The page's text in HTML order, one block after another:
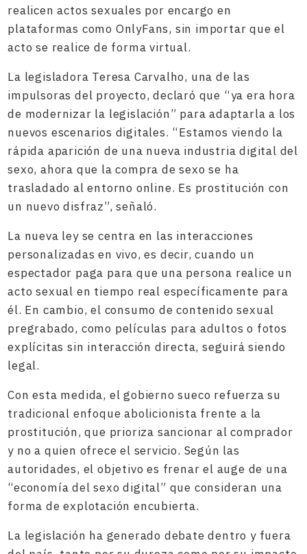
realicen actos sexuales por encargo en
plataformas como OnlyFans, sin importar que el
acto se realice de forma virtual.
La legisladora Teresa Carvalho, una de las
impulsoras del proyecto, declaró que “ya era hora
de modernizar la legislación” para adaptarla a los
nuevos escenarios digitales. “Estamos viendo la
rápida aparición de una nueva industria digital del
sexo, ahora que la compra de sexo se ha
trasladado al entorno online. Es prostitución con
un nuevo disfraz”, señaló.
La nueva ley se centra en las interacciones
personalizadas en vivo, es decir, cuando un
espectador paga para que una persona realice un
acto sexual en tiempo real específicamente para
él. En cambio, el consumo de contenido sexual
pregrabado, como películas para adultos o fotos
explícitas sin interacción directa, seguirá siendo
legal.
Con esta medida, el gobierno sueco refuerza su
tradicional enfoque abolicionista frente a la
prostitución, que prioriza sancionar al comprador
y no a quien ofrece el servicio. Según las
autoridades, el objetivo es frenar el auge de una
“economía del sexo digital” que consideran una
forma de explotación encubierta.
La legislación ha generado debate dentro y fuera